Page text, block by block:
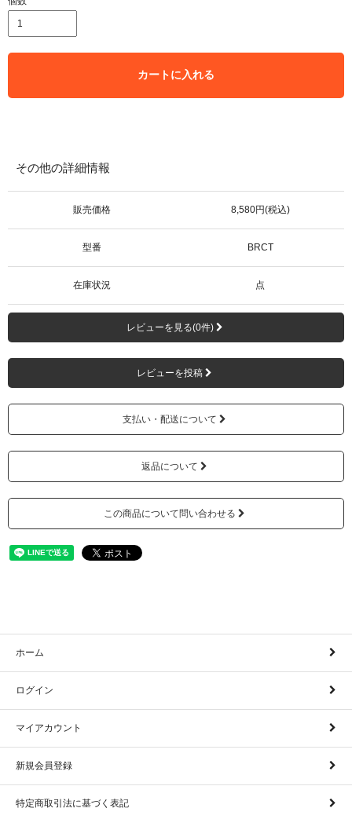
カートに入れる
その他の詳細情報
販売価格 8,580円(税込)
型番 BRCT
在庫状況 点
レビューを見る(0件)
レビューを投稿
支払い・配送について
返品について
この商品について問い合わせる
ホーム
ログイン
マイアカウント
新規会員登録
特定商取引法に基づく表記